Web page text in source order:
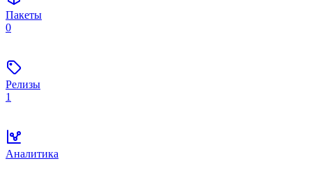
Пакеты
0
Релизы
1
Аналитика